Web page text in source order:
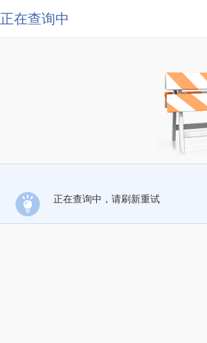
正在查询中
正在查询中，请刷新重试